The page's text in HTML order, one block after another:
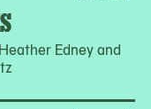
Edney and